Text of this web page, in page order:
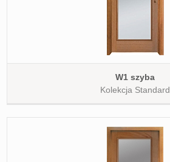
W1 szyba
Kolekcja Standard